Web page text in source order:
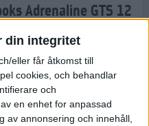
din integritet
eller får åtkomst till
cookies, och behandlar
och
en enhet for anpassad
av annonsering och innehåll,
Adrenaline GTS 12
10
DNA-dämpningen i häl
och stel.